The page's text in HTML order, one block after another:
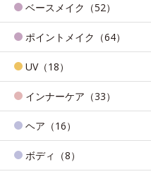
ベースメイク（52）
ポイントメイク（64）
UV（18）
インナーケア（33）
ヘア（16）
ボディ（8）